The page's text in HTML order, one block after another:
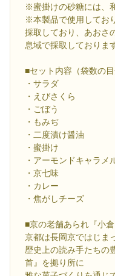
※蜜掛けの砂糖には、
※本製品で使用してお
採取しており、あおさ
息域で採取しておりま
■セット内容（袋数の目
・サラダ
・えびさくら
・ごぼう
・もみぢ
・二度漬け醤油
・蜜掛け
・アーモンドキャラメ
・京七味
・カレー
・焦がしチーズ
■京の老舗あられ『小倉
京都は長岡京ではじま
歴史上の読み手たちの
首』を拠り所に